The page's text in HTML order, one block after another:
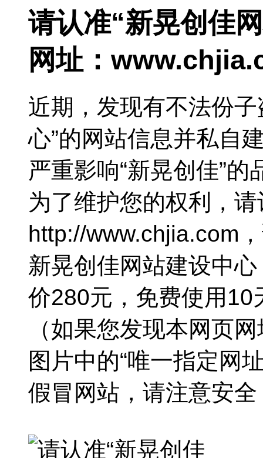
请认准“新晃创佳
网址：
近期，发现有不法份
心”的网站信息并私自
严重影响“新晃创佳”
为了维护您的权利，
http://www.chjia.com
新晃创佳网站建设中
价280元，免费使用10
（如果您发现本网页网
图片中的“唯一指定网
假冒网站，请注意安全